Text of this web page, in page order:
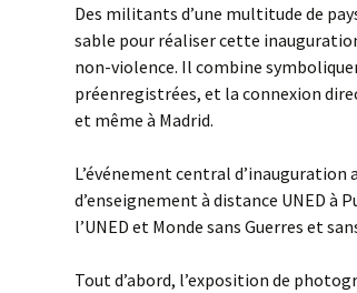
Des militants d’une multitude de
sable pour réaliser cette
non-violence. Il combine
préenregistrées, et la connexion
et même à Madrid.
L’événement central d’inauguration
d’enseignement à distance UNED à
l’UNED et Monde sans Guerres et
Tout d’abord, l’exposition de